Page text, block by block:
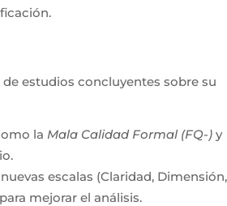
estudios concluyentes sobre su
la Mala Calidad Formal (FQ-) y
escalas (Claridad, Dimensión,
mejorar el análisis.